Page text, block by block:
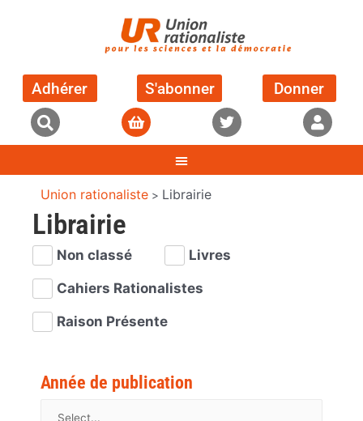
Adhérer S'abonner Donner
Union rationaliste > Librairie
Librairie
Non classé Livres
Cahiers Rationalistes
Raison Présente
Année de publication